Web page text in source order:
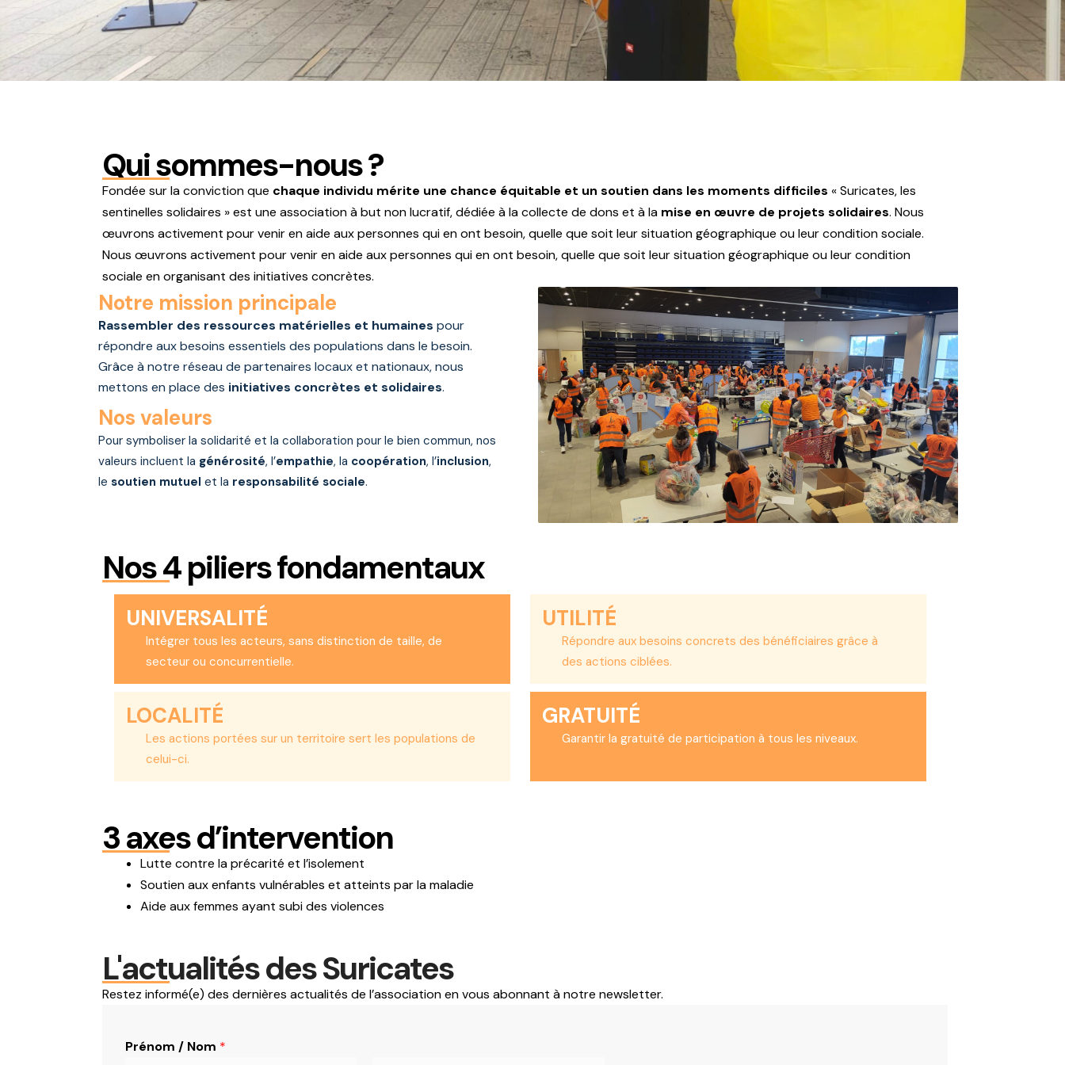
Qui sommes-nous ?
Fondée sur la conviction que chaque individu mérite une chance équitable et un soutien dans les moments difficiles « Suricates, les
sentinelles solidaires » est une association à but non lucratif, dédiée à la collecte de dons et à la mise en œuvre de projets solidaires. Nous
œuvrons activement pour venir en aide aux personnes qui en ont besoin, quelle que soit leur situation géographique ou leur condition sociale.
Nous œuvrons activement pour venir en aide aux personnes qui en ont besoin, quelle que soit leur situation géographique ou leur condition
sociale en organisant des initiatives concrètes.
Notre mission principale
Rassembler des ressources matérielles et humaines pour
répondre aux besoins essentiels des populations dans le besoin.
Grâce à notre réseau de partenaires locaux et nationaux, nous
mettons en place des initiatives concrètes et solidaires.
Nos valeurs
Pour symboliser la solidarité et la collaboration pour le bien commun, nos
valeurs incluent la générosité, l’empathie, la coopération, l’inclusion,
le soutien mutuel et la responsabilité sociale.
Nos4 piliers fondamentaux
UNIVERSALITÉ
Intégrer tous les acteurs, sans distinction de taille, de
secteur ou concurrentielle.
UTILITÉ
Répondre aux besoins concrets des bénéficiaires grâce à
des actions ciblées.
LOCALITÉ
Les actions portées sur un territoire sert les populations de
celui-ci.
GRATUITÉ
Garantir la gratuité de participation à tous les niveaux.
3 axes d’intervention
Lutte contre la précarité et l’isolement
Soutien aux enfants vulnérables et atteints par la maladie
Aide aux femmes ayant subi des violences
L'actualités des Suricates
Restez informé(e) des dernières actualités de l’association en vous abonnant à notre newsletter.
E
Prénom / Nom *